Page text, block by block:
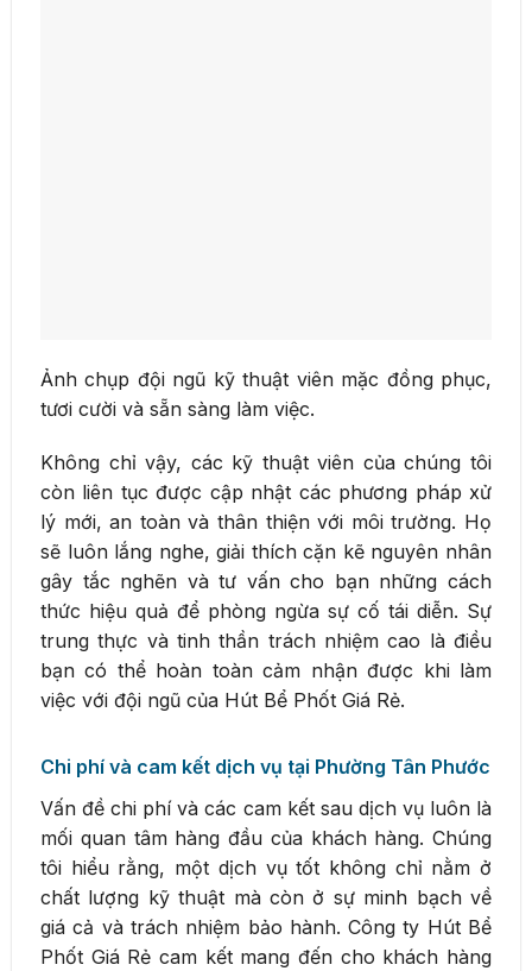
Ảnh chụp đội ngũ kỹ thuật viên mặc đồng phục,
tươi cười và sẵn sàng làm việc.
Không chỉ vậy, các kỹ thuật viên của chúng tôi
còn liên tục được cập nhật các phương pháp xử
lý mới, an toàn và thân thiện với môi trường. Họ
sẽ luôn lắng nghe, giải thích cặn kẽ nguyên nhân
gây tắc nghẽn và tư vấn cho bạn những cách
thức hiệu quả để phòng ngừa sự cố tái diễn. Sự
trung thực và tinh thần trách nhiệm cao là điều
bạn có thể hoàn toàn cảm nhận được khi làm
việc với đội ngũ của Hút Bể Phốt Giá Rẻ.
Chi phí và cam kết dịch vụ tại Phường Tân Phước
Vấn đề chi phí và các cam kết sau dịch vụ luôn là
mối quan tâm hàng đầu của khách hàng. Chúng
tôi hiểu rằng, một dịch vụ tốt không chỉ nằm ở
chất lượng kỹ thuật mà còn ở sự minh bạch về
giá cả và trách nhiệm bảo hành. Công ty Hút Bể
Phốt Giá Rẻ cam kết mang đến cho khách hàng